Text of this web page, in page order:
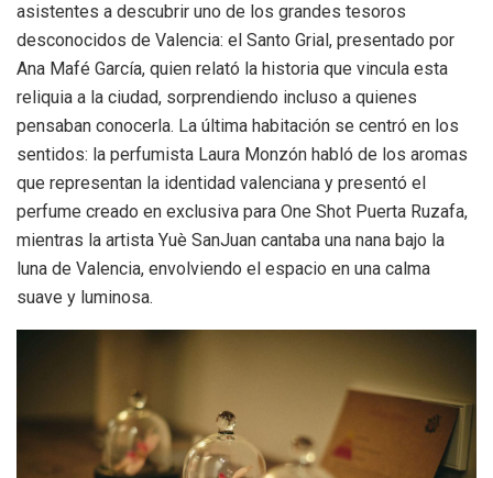
asistentes a descubrir uno de los grandes tesoros
desconocidos de Valencia: el Santo Grial, presentado por
Ana Mafé García, quien relató la historia que vincula esta
reliquia a la ciudad, sorprendiendo incluso a quienes
pensaban conocerla. La última habitación se centró en los
sentidos: la perfumista Laura Monzón habló de los aromas
que representan la identidad valenciana y presentó el
perfume creado en exclusiva para One Shot Puerta Ruzafa,
mientras la artista Yuè SanJuan cantaba una nana bajo la
luna de Valencia, envolviendo el espacio en una calma
suave y luminosa.